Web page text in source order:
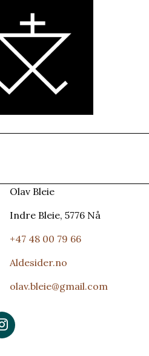
Olav Bleie
Indre Bleie, 5776 Nå
+47 48 00 79 66
Aldesider.no
olav.bleie@gmail.com